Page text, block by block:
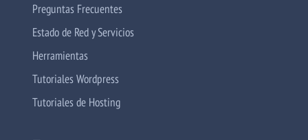
Preguntas Frecuentes
Estado de Red y Servicios
Herramientas
Tutoriales Wordpress
Tutoriales de Hosting